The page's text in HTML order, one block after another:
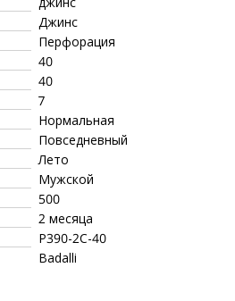
Джинс
Перфорация
40
40
7
Нормальная
Повседневный
Лето
Мужской
500
2 месяца
P390-2C-40
Badalli